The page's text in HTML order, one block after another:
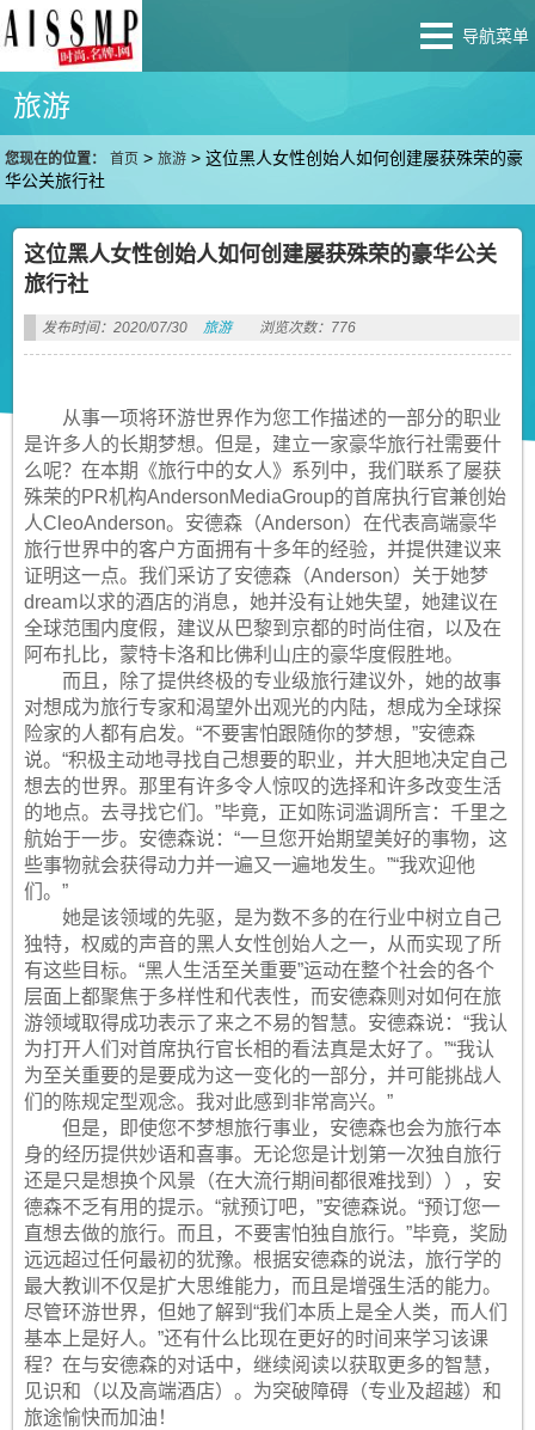
导航菜单
旅游
您现在的位置： 首页 >旅游 >这位黑人女性创始人如何创建屡获殊荣的豪
华公关旅行社
这位黑人女性创始人如何创建屡获殊荣的豪华公关
旅行社
发布时间：2020/07/30 旅游 浏览次数：776
从事一项将环游世界作为您工作描述的一部分的职业
是许多人的长期梦想。但是，建立一家豪华旅行社需要什
么呢？在本期《旅行中的女人》系列中，我们联系了屡获
殊荣的PR机构AndersonMediaGroup的首席执行官兼创始
人CleoAnderson。安德森（Anderson）在代表高端豪华
旅行世界中的客户方面拥有十多年的经验，并提供建议来
证明这一点。我们采访了安德森（Anderson）关于她梦
dream以求的酒店的消息，她并没有让她失望，她建议在
全球范围内度假，建议从巴黎到京都的时尚住宿，以及在
阿布扎比，蒙特卡洛和比佛利山庄的豪华度假胜地。
而且，除了提供终极的专业级旅行建议外，她的故事
对想成为旅行专家和渴望外出观光的内陆，想成为全球探
险家的人都有启发。“不要害怕跟随你的梦想，”安德森
说。“积极主动地寻找自己想要的职业，并大胆地决定自己
想去的世界。那里有许多令人惊叹的选择和许多改变生活
的地点。去寻找它们。”毕竟，正如陈词滥调所言：千里之
航始于一步。安德森说：“一旦您开始期望美好的事物，这
些事物就会获得动力并一遍又一遍地发生。”“我欢迎他
们。”
她是该领域的先驱，是为数不多的在行业中树立自己
独特，权威的声音的黑人女性创始人之一，从而实现了所
有这些目标。“黑人生活至关重要”运动在整个社会的各个
层面上都聚焦于多样性和代表性，而安德森则对如何在旅
游领域取得成功表示了来之不易的智慧。安德森说：“我认
为打开人们对首席执行官长相的看法真是太好了。”“我认
为至关重要的是要成为这一变化的一部分，并可能挑战人
们的陈规定型观念。我对此感到非常高兴。”
但是，即使您不梦想旅行事业，安德森也会为旅行本
身的经历提供妙语和喜事。无论您是计划第一次独自旅行
还是只是想换个风景（在大流行期间都很难找到）），安
德森不乏有用的提示。“就预订吧，”安德森说。“预订您一
直想去做的旅行。而且，不要害怕独自旅行。”毕竟，奖励
远远超过任何最初的犹豫。根据安德森的说法，旅行学的
最大教训不仅是扩大思维能力，而且是增强生活的能力。
尽管环游世界，但她了解到“我们本质上是全人类，而人们
基本上是好人。”还有什么比现在更好的时间来学习该课
程？在与安德森的对话中，继续阅读以获取更多的智慧，
见识和（以及高端酒店）。为突破障碍（专业及超越）和
旅途愉快而加油！